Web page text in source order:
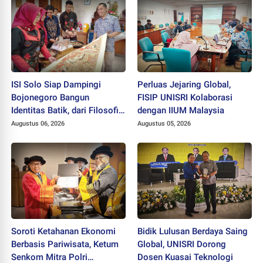
ISI Solo Siap Dampingi
Bojonegoro Bangun
Identitas Batik, dari Filosofi
hingga HAKI
Augustus 06, 2026
Perluas Jejaring Global,
FISIP UNISRI Kolaborasi
dengan IIUM Malaysia
Augustus 05, 2026
Soroti Ketahanan Ekonomi
Berbasis Pariwisata, Ketum
Senkom Mitra Polri
Bidik Lulusan Berdaya Saing
Global, UNISRI Dorong
Dosen Kuasai Teknologi